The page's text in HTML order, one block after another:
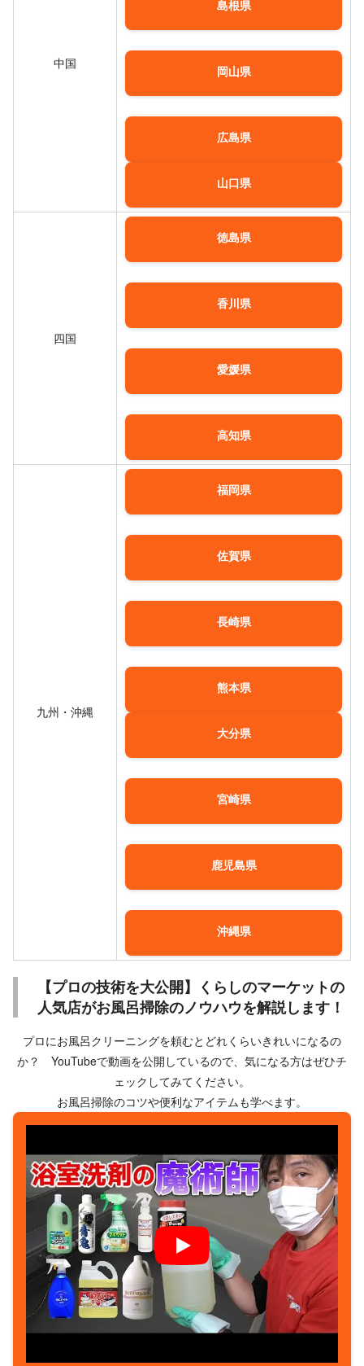
中国
島根県
岡山県
広島県
山口県
四国
徳島県
香川県
愛媛県
高知県
九州・沖縄
福岡県
佐賀県
長崎県
熊本県
大分県
宮崎県
鹿児島県
沖縄県
【プロの技術を大公開】くらしのマーケットの
人気店がお風呂掃除のノウハウを解説します！
プロにお風呂クリーニングを頼むとどれくらいきれいになるの
か？ YouTubeで動画を公開しているので、気になる方はぜひチ
ェックしてみてください。
お風呂掃除のコツや便利なアイテムも学べます。